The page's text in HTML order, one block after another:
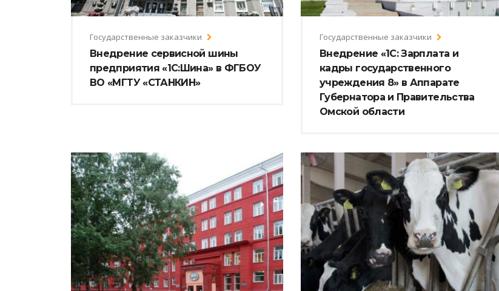
Государственные заказчики
Внедрение сервисной шины
предприятия «1С:Шина» в ФГБОУ
ВО «МГТУ «СТАНКИН»
Государственные заказчики
Внедрение «1С: Зарплата и
кадры государственного
учреждения 8» в Аппарате
Губернатора и Правительства
Омской области